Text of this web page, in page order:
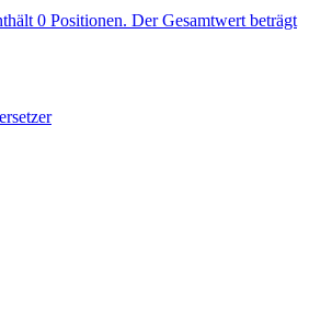
0 Positionen. Der Gesamtwert beträgt